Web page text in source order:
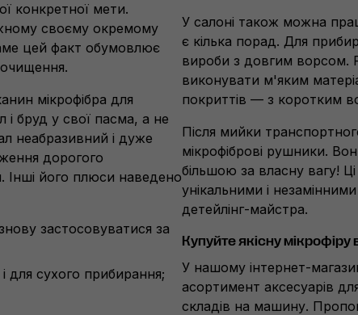
конкретної мети.
своєму окремому
цей факт обумовлює
очищення.
мікрофібра для
бруд у свої пасма, а не
неабразивний і дуже
дорогого
Інші його плюси наведено
застосовуватися за
для сухого прибирання;
У салоні також можна
є кілька порад. Для
вироби з довгим ворсом.
виконувати м'яким
покриттів — з коротким
Після мийки
мікрофіброві рушники.
більшою за власну вагу!
унікальними і
детейлінг-майстра.
Купуйте якісну
У нашому інтернет-
асортимент аксесуарів
складів на машину.